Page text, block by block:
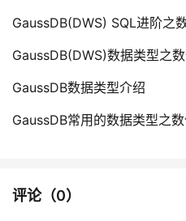
GaussDB(DWS) SQL进阶之
GaussDB(DWS)数据类型之
GaussDB数据类型介绍
GaussDB常用的数据类型之
评论（0）